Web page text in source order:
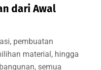
dari Awal
pembuatan
material, hingga
semua